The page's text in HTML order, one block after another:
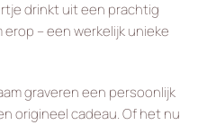
drinkt uit een prachtig
– een werkelijk unieke
graveren een persoonlijk
origineel cadeau. Of het nu